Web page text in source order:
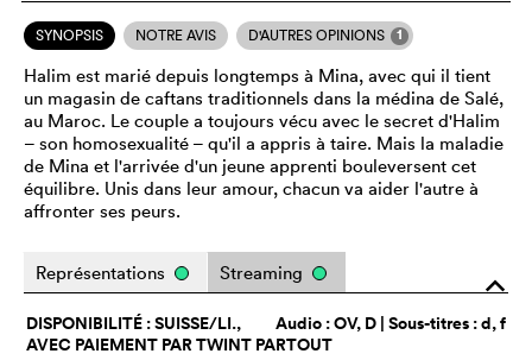
SYNOPSIS NOTRE AVIS D'AUTRES OPINIONS 1
Halim est marié depuis longtemps à Mina, avec qui il tient
un magasin de caftans traditionnels dans la médina de Salé,
au Maroc. Le couple a toujours vécu avec le secret d'Halim
– son homosexualité – qu'il a appris à taire. Mais la maladie
de Mina et l'arrivée d'un jeune apprenti bouleversent cet
équilibre. Unis dans leur amour, chacun va aider l'autre à
affronter ses peurs.
o
Représentations Streaming
Audio :OV, D | Sous-titres : d, f
DISPONIBILITÉ : SUISSE/LI.,
AVEC PAIEMENT PAR TWINT PARTOUT